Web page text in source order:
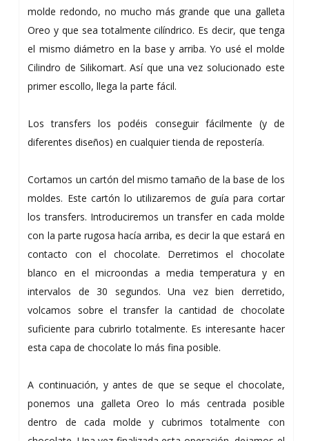
molde redondo, no mucho más grande que una galleta
Oreo y que sea totalmente cilíndrico. Es decir, que tenga
el mismo diámetro en la base y arriba. Yo usé el molde
Cilindro de Silikomart. Así que una vez solucionado este
primer escollo, llega la parte fácil.
Los transfers los podéis conseguir fácilmente (y de
diferentes diseños) en cualquier tienda de repostería.
Cortamos un cartón del mismo tamaño de la base de los
moldes. Este cartón lo utilizaremos de guía para cortar
los transfers. Introduciremos un transfer en cada molde
con la parte rugosa hacía arriba, es decir la que estará en
contacto con el chocolate. Derretimos el chocolate
blanco en el microondas a media temperatura y en
intervalos de 30 segundos. Una vez bien derretido,
volcamos sobre el transfer la cantidad de chocolate
suficiente para cubrirlo totalmente. Es interesante hacer
esta capa de chocolate lo más fina posible.
A continuación, y antes de que se seque el chocolate,
ponemos una galleta Oreo lo más centrada posible
dentro de cada molde y cubrimos totalmente con